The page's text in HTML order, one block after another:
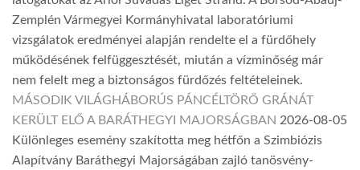
Zemplén Vármegyei Kormányhivatal laboratóriumi
vizsgálatok eredményei alapján rendelte el a fürdőhely
működésének felfüggesztését, miután a vízminőség már
nem felelt meg a biztonságos fürdőzés feltételeinek.
MÁSODIK VILÁGHÁBORÚS PÁNCÉLTÖRŐ GRÁNÁT
KERÜLT ELŐ A BARÁTHEGYI MAJORSÁGBAN 2026-08-05
Különleges esemény szakította meg hétfőn a Szimbiózis
Alapítvány Baráthegyi Majorságában zajló tanösvény-